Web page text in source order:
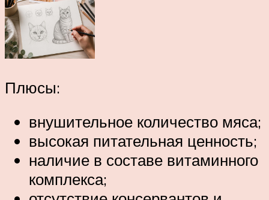
Плюсы:
внушительное количество мяса;
высокая питательная ценность;
наличие в составе витаминного
комплекса;